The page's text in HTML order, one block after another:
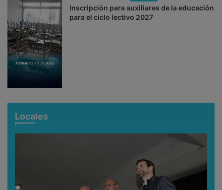
Inscripción para auxiliares de la educación
para el ciclo lectivo 2027
Locales